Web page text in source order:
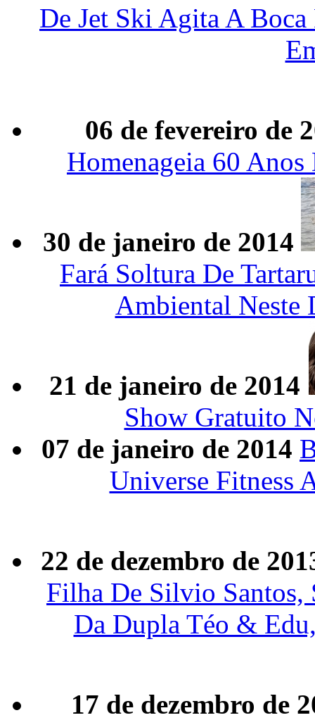
De Jet Ski Agita A Boca
06 de fevereiro de
Homenageia 60
30 de janeiro de 2014
Fará Soltura De
Ambiental Neste
21 de janeiro de 2014
Show Gratuito
07 de janeiro de 2014
Universe Fitness
22 de dezembro de
Filha De Silvio Santos,
Da Dupla Téo &
17 de dezembro de